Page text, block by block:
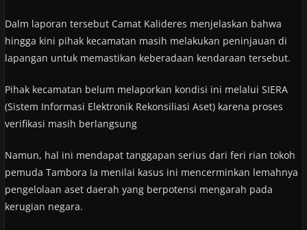
Dalm laporan tersebut Camat Kalideres menjelaskan bahwa
hingga kini pihak kecamatan masih melakukan peninjauan di
lapangan untuk memastikan keberadaan kendaraan tersebut.
Pihak kecamatan belum melaporkan kondisi ini melalui SIERA
(Sistem Informasi Elektronik Rekonsiliasi Aset) karena proses
verifikasi masih berlangsung
Namun, hal ini mendapat tanggapan serius dari feri rian tokoh
pemuda Tambora Ia menilai kasus ini mencerminkan lemahnya
pengelolaan aset daerah yang berpotensi mengarah pada
kerugian negara.